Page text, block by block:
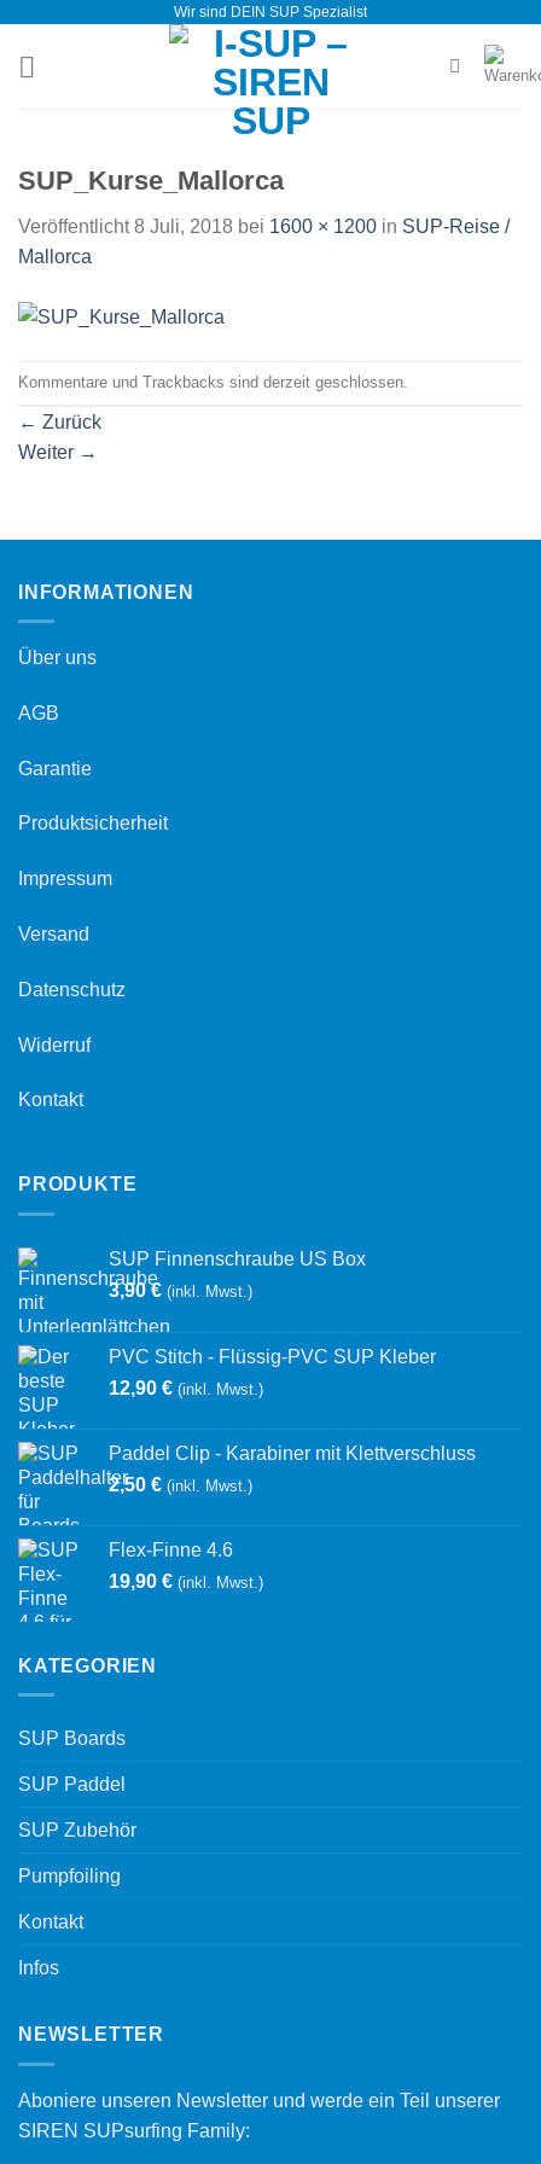
springen
Wir sind DEIN SUP Spezialist
SUP_Kurse_Mallorca
Veröffentlicht8 Juli, 2018 bei 1600 × 1200 in SUP-Reise /
Mallorca
Kommentare und Trackbacks sind derzeit geschlossen.
← Zurück
Weiter →
INFORMATIONEN
Über uns
AGB
Garantie
Produktsicherheit
Impressum
Versand
Datenschutz
Widerruf
Kontakt
PRODUKTE
SUP Finnenschraube US Box
3,90€ (inkl. Mwst.)
PVC Stitch - Flüssig-PVC SUP Kleber
12,90 € (inkl. Mwst.)
Paddel Clip - Karabiner mit Klettverschluss
2,50 € (inkl. Mwst.)
Flex-Finne 4.6
19,90 € (inkl. Mwst.)
KATEGORIEN
SUP Boards
SUP Paddel
SUP Zubehör
Pumpfoiling
Kontakt
Infos
NEWSLETTER
Aboniere unseren Newsletter und werde ein Teil unserer
SIREN SUPsurfing Family: